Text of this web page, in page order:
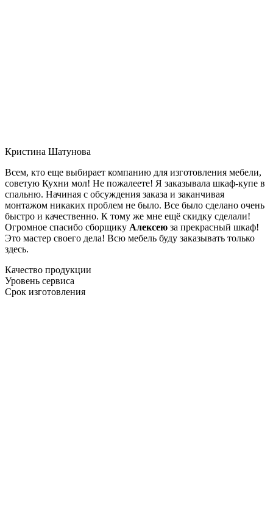
Кристина Шатунова
Всем, кто еще выбирает компанию для изготовления мебели,
советую Кухни мол! Не пожалеете! Я заказывала шкаф-купе в
спальню. Начиная с обсуждения заказа и заканчивая
монтажом никаких проблем не было. Все было сделано очень
быстро и качественно. К тому же мне ещё скидку сделали!
Огромное спасибо сборщику Алексею за прекрасный шкаф!
Это мастер своего дела! Всю мебель буду заказывать только
здесь.
Качество продукции
Уровень сервиса
Срок изготовления